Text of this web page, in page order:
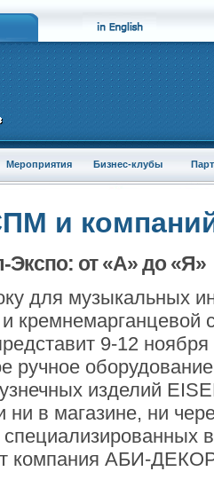
Мероприятия Бизнес-клубы
и
Экспо: от «А» до «Я»
для музыкальных
кремнемарганцевой
9-12
ручное
изделий
ни в магазине, ни
компания АБИ-